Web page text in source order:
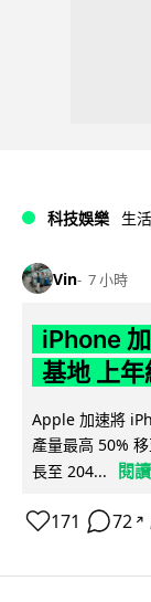
科技娛樂 生
Vin 7 小時
iPhone
基地 上
Apple 加速將
產量最高 50%
長至 204...
閱
171 72 ↗